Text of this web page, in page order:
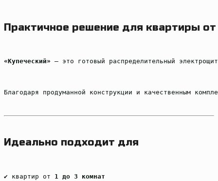
Практичное решение для квартиры от
«Купеческий» — это готовый распределительный
Благодаря продуманной конструкции и качественным
Идеально подходит для
✔ квартир от 1 до 3 комнат